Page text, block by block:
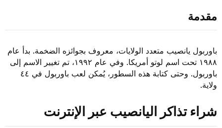
مقدمة
باوربول يانصيب متعدد الولايات، معروف بجوائزه الضخمة. بدأ عام
١٩٨٨ تحت اسم لوتو أمريكا. وفي عام ١٩٩٢، تم تغيير الاسم إلى
باوربول. وحتى كتابة هذه السطور، يُمكن لعب باوربول في ٤٤
ولاية.
شراء تذاكر اليانصيب عبر الإنترنت